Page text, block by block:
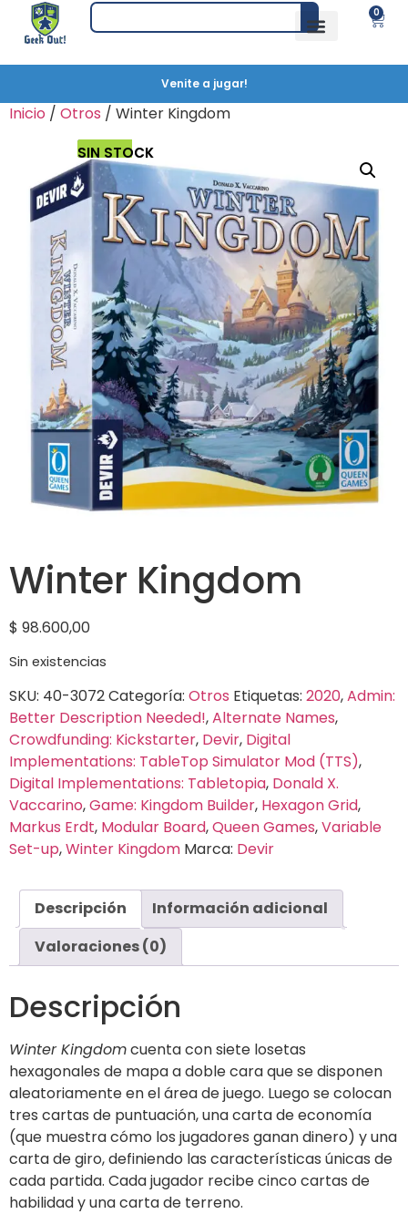
0
Venite a jugar!
Inicio / Otros / Winter Kingdom
SIN STOCK
Winter Kingdom
$ 98.600,00
Sin existencias
SKU: 40-3072Categoría: Otros Etiquetas: 2020,Admin:
Better Description Needed!,Alternate Names,
Crowdfunding: Kickstarter, Devir, Digital
Implementations: TableTop Simulator Mod (TTS),
Digital Implementations: Tabletopia, Donald X.
Vaccarino,Game: Kingdom Builder, Hexagon Grid,
Markus Erdt, Modular Board,Queen Games,Variable
Set-up,Winter Kingdom Marca: Devir
Descripción
Información adicional
Valoraciones (0)
Descripción
Winter Kingdomcuenta con siete losetas
hexagonales de mapa a doble cara que se disponen
aleatoriamente en el área de juego. Luego se colocan
tres cartas de puntuación, una carta de economía
(que muestra cómo los jugadores ganan dinero) y una
carta de giro, definiendo las características únicas de
cada partida. Cada jugador recibe cinco cartas de
habilidad y una carta de terreno.